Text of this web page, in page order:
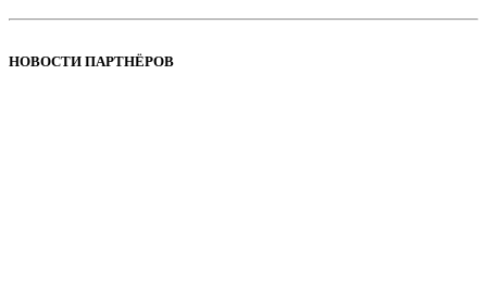
НОВОСТИ ПАРТНЁРОВ